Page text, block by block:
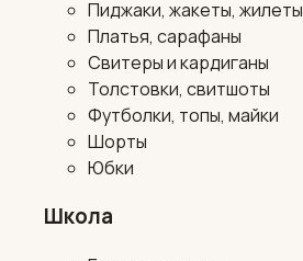
Пиджаки, жакеты, жилеты
Платья, сарафаны
Свитеры и кардиганы
Толстовки, свитшоты
Футболки, топы, майки
Шорты
Юбки
Школа